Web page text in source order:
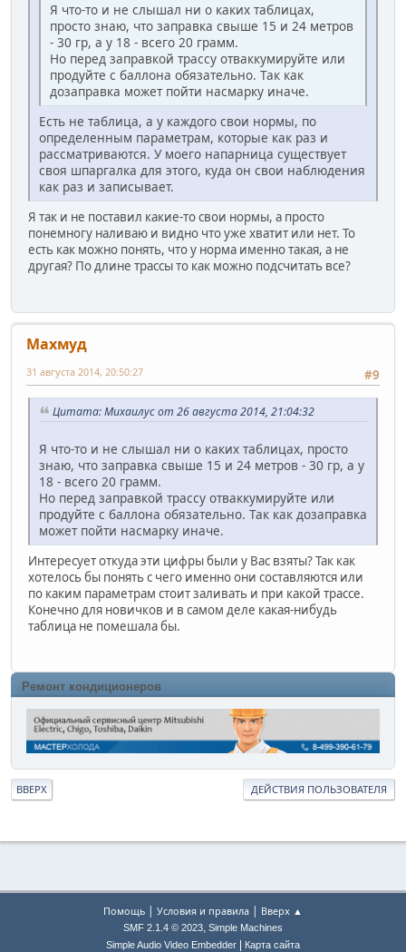
Я что-то и не слышал ни о каких таблицах,
просто знаю, что заправка свыше 15 и 24 метров
- 30 гр, а у 18 - всего 20 грамм.
Но перед заправкой трассу отваккумируйте или
продуйте с баллона обязательно. Так как
дозаправка может пойти насмарку иначе.
Есть не таблица, а у каждого свои нормы, по
определенным параметрам, которые как раз и
рассматриваются. У моего напарница существует
своя шпаргалка для этого, куда он свои наблюдения
как раз и записывает.
Я так и не поставил какие-то свои нормы, а просто
понемногу наливаю и видно что уже хватит или нет. То
есть как можно понять, что у норма именно такая, а не
другая? По длине трассы то как можно подсчитать все?
Махмуд
#9
31 августа 2014, 20:50:27
Цитата: Михаилус от 26 августа 2014, 21:04:32
Я что-то и не слышал ни о каких таблицах, просто
знаю, что заправка свыше 15 и 24 метров - 30 гр, а у
18 - всего 20 грамм.
Но перед заправкой трассу отваккумируйте или
продуйте с баллона обязательно. Так как дозаправка
может пойти насмарку иначе.
Интересует откуда эти цифры были у Вас взяты? Так как
хотелось бы понять с чего именно они составляются или
по каким параметрам стоит заливать и при какой трассе.
Конечно для новичков и в самом деле какая-нибудь
таблица не помешала бы.
Ремонт кондиционеров
ВВЕРХ ДЕЙСТВИЯ ПОЛЬЗОВАТЕЛЯ
Помощь | Условия и правила | Вверх ▲
SMF 2.1.4 © 2023, Simple Machines
Simple Audio Video Embedder
Карта сайта